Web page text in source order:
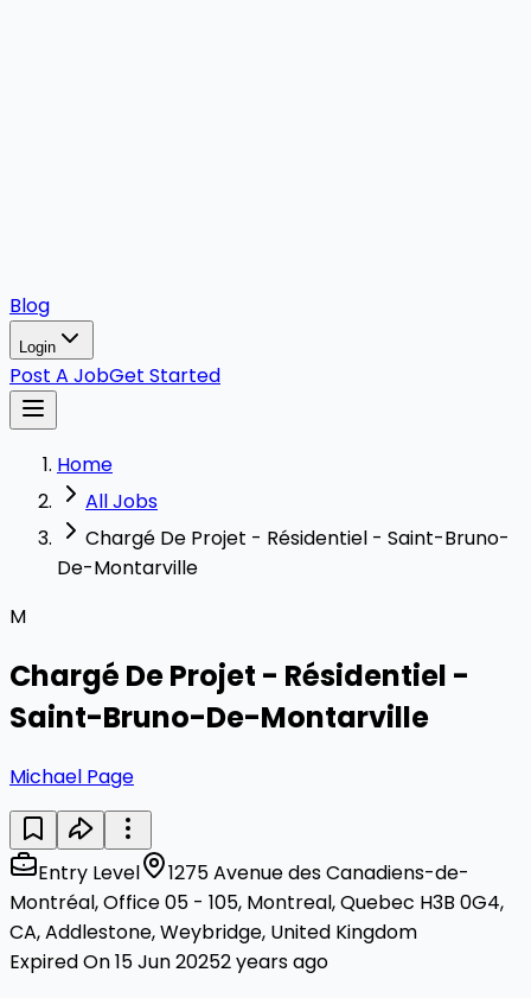
Blog
Login
Post A JobGet Started
Home
All Jobs
Chargé De Projet - Résidentiel - Saint-Bruno-
De-Montarville
M
Chargé De Projet - Résidentiel -
Saint-Bruno-De-Montarville
Michael Page
Entry Level
1275 Avenue des Canadiens-de-
Montréal, Office 05 - 105, Montreal, Quebec H3B 0G4,
CA, Addlestone, Weybridge, United Kingdom
Expired On 15 Jun 20252 years ago